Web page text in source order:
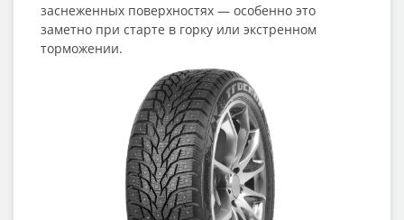
заснеженных поверхностях — особенно это
заметно при старте в горку или экстренном
торможении.